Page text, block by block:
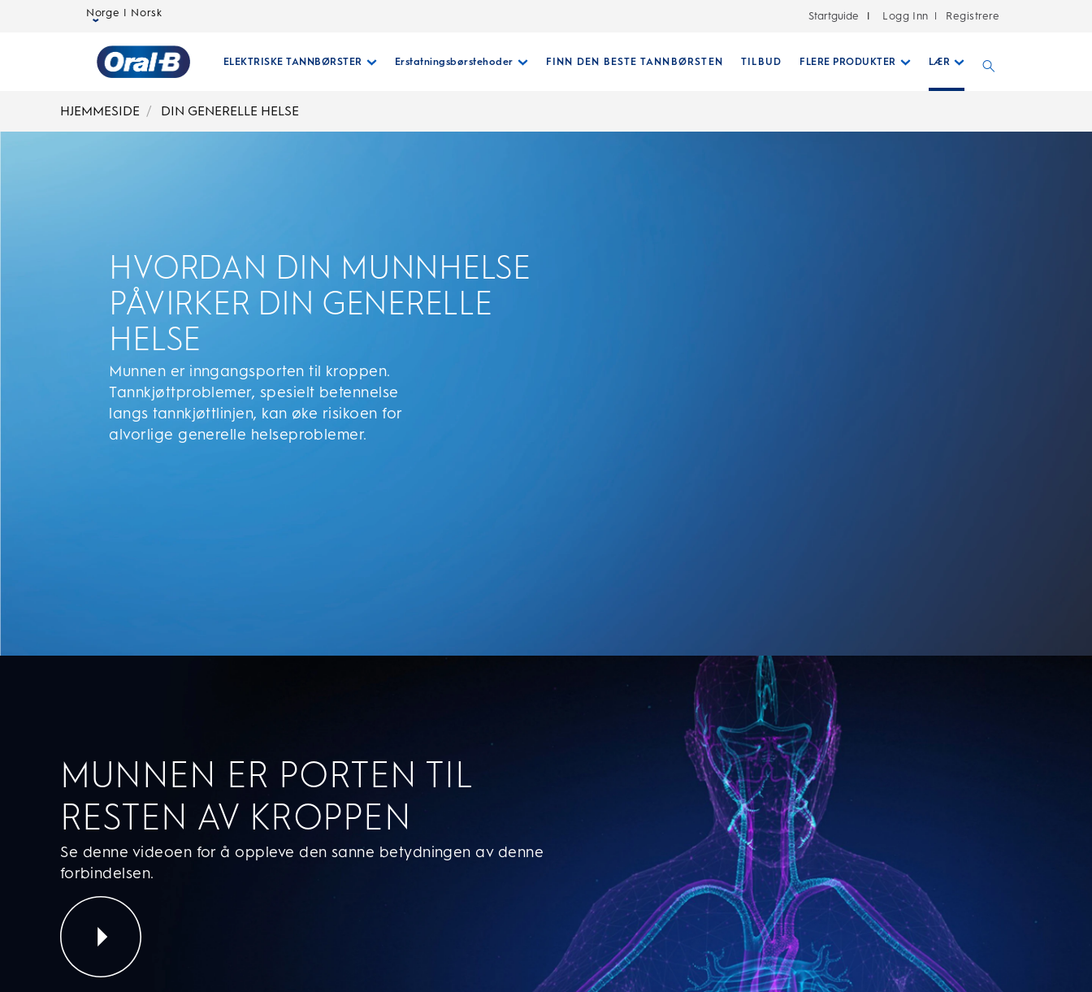
Norge | Norsk Startguide Logg Inn Registrere
Oral-
ELEKTRISKE TANNBØRSTER Erstatningsbørstehoder FINN DEN BESTE TANNBØRSTEN TILBUD FLERE PRODUKTER LÆR
HJEMMESIDE DIN GENERELLE HELSE
HVORDAN DIN MUNNHELSE
PÅVIRKER DIN GENERELLE
HELSE
Munnen er inngangsporten til kroppen.
Tannkjøttproblemer, spesielt betennelse
langs tannkjøttlinjen, kan øke risikoen for
alvorlige generelle helseproblemer.
MUNNEN ER PORTEN TIL
RESTEN AV KROPPEN
Se denne videoen for å oppleve den sanne betydningen av denne
forbindelsen.